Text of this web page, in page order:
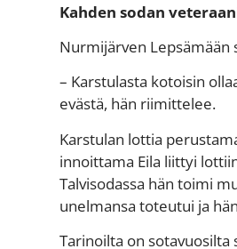
Kahden sodan
Nurmijärven Lepsämään
– Karstulasta kotoisin
evästä, hän riimittelee.
Karstulan lottia
innoittama Eila liittyi
Talvisodassa hän toimi
unelmansa toteutui ja
Tarinoilta on sotavuosilta